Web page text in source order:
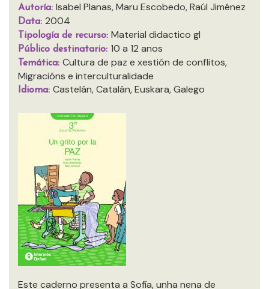
Autoría: Isabel Planas, Maru Escobedo, Raúl Jiménez
Data: 2004
Tipología de recurso: Material didactico gl
Público destinatario: 10 a 12 anos
Temática: Cultura de paz e xestión de conflitos,
Migracións e interculturalidade
Idioma: Castelán, Catalán, Euskara, Galego
Este caderno presenta a Sofía, unha nena de